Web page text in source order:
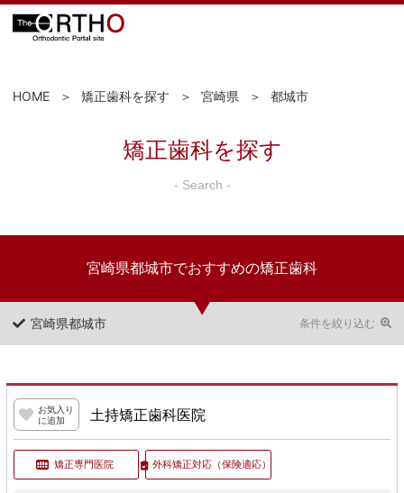
HOME 矯正歯科を探す 宮崎県 都城市
矯正歯科を探す
- Search -
宮崎県都城市でおすすめの矯正歯科
宮崎県都城市 条件を絞り込む
お気入り
に追加
土持矯正歯科医院
矯正専門医院 外科矯正対応（保険適応）